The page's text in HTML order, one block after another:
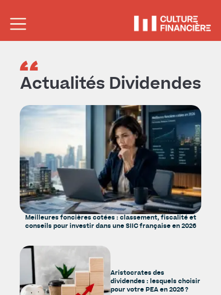
Actualités Dividendes
Meilleures foncières cotées : classement, fiscalité et
conseils pour investir dans une SIIC française en 2026
Aristocrates des
dividendes : lesquels choisir
pour votre PEA en 2026 ?